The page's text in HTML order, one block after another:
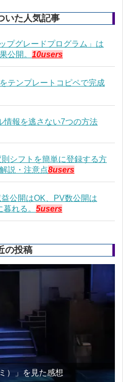
いた人気記事
プグレードプログラム」は
公開。 10users
テンプレートコピペで完成
情報を逃さない7つの方法
シフトを簡単に登録する方
説・注意点8users
公開はOK、PV数公開は
れる。 5users
の投稿
）」を見た感想